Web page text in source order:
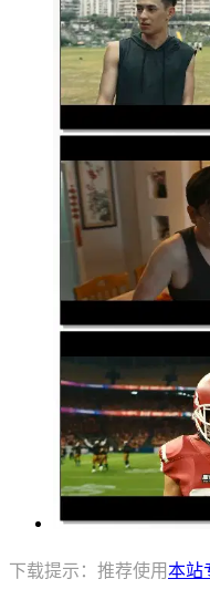
下载提示：推荐使用本站